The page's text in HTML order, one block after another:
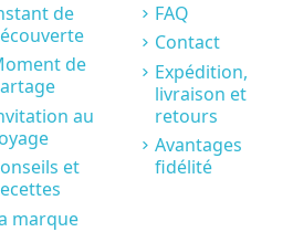
de
de
au
et
marque
FAQ
Contact
Expédition,
livraison et
retours
Avantages
fidélité